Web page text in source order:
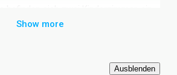
mit Ankleide und ein großzügiges
Vollgeschosse mit insgesamt 5
Show more
Ausblenden